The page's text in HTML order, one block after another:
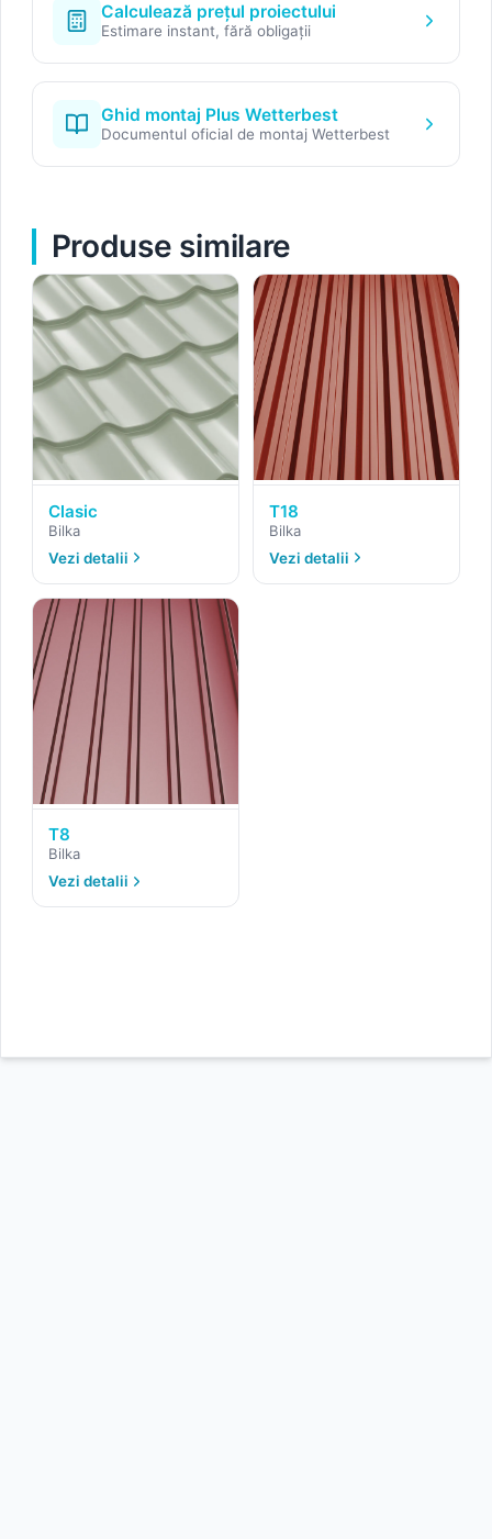
Calculează prețul proiectului
Estimare instant, fără obligații
Ghid montaj Plus Wetterbest
Documentul oficial de montaj Wetterbest
Produse similare
Clasic
Bilka
Vezi detalii
T18
Bilka
Vezi detalii
T8
Bilka
Vezi detalii